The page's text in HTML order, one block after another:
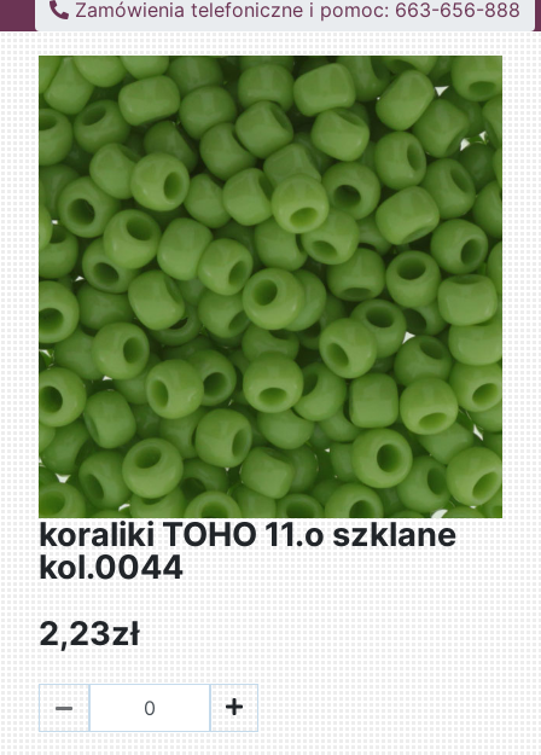
Zamówienia telefoniczne i pomoc: 663-656-888
koraliki TOHO 11.o szklane
kol.0044
2,23zł